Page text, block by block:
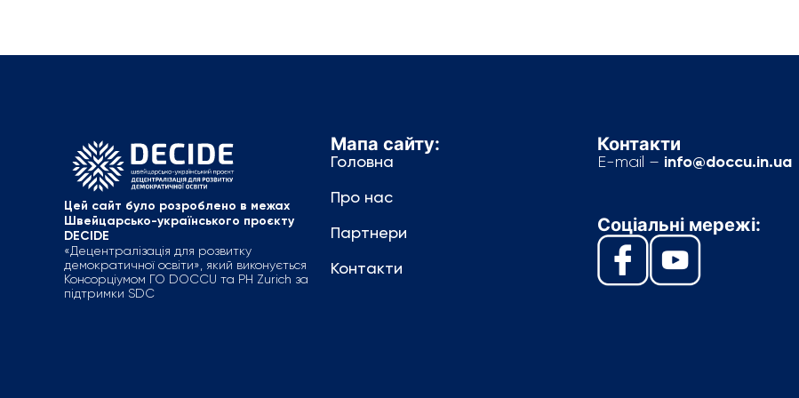
Цей сайт було розроблено в межах
Швейцарсько-українського проєкту
DECIDE
«Децентралізація для розвитку
демократичної освіти», який виконується
Консорціумом ГО DOCCU та PH Zurich за
підтримки SDC
Мапа сайту:
Головна
Про нас
Партнери
Контакти
Контакти
E-mail – info@doccu.in.ua
Соціальні мережі: